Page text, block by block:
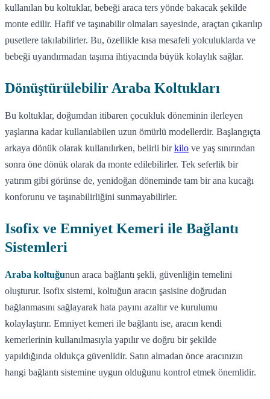
kullanılan bu koltuklar, bebeği araca ters yönde bakacak şekilde
monte edilir. Hafif ve taşınabilir olmaları sayesinde, araçtan çıkarılıp
pusetlere takılabilirler. Bu, özellikle kısa mesafeli yolculuklarda ve
bebeği uyandırmadan taşıma ihtiyacında büyük kolaylık sağlar.
Dönüştürülebilir Araba Koltukları
Bu koltuklar, doğumdan itibaren çocukluk döneminin ilerleyen
yaşlarına kadar kullanılabilen uzun ömürlü modellerdir. Başlangıçta
arkaya dönük olarak kullanılırken, belirli birkilo ve yaş sınırından
sonra öne dönük olarak da monte edilebilirler. Tek seferlik bir
yatırım gibi görünse de, yenidoğan döneminde tam bir ana kucağı
konforunu ve taşınabilirliğini sunmayabilirler.
Isofix ve Emniyet Kemeri ile Bağlantı
Sistemleri
Araba koltuğunun araca bağlantı şekli, güvenliğin temelini
oluşturur. Isofix sistemi, koltuğun aracın şasisine doğrudan
bağlanmasını sağlayarak hata payını azaltır ve kurulumu
kolaylaştırır. Emniyet kemeri ile bağlantı ise, aracın kendi
kemerlerinin kullanılmasıyla yapılır ve doğru bir şekilde
yapıldığında oldukça güvenlidir. Satın almadan önce aracınızın
hangi bağlantı sistemine uygun olduğunu kontrol etmek önemlidir.